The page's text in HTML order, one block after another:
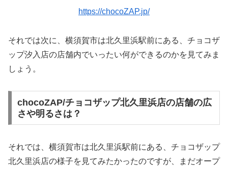
https://chocoZAP.jp/
それでは次に、横須賀市は北久里浜駅前にある、チョコザ
ップ汐入店の店舗内でいったい何ができるのかを見てみま
しょう。
chocoZAP/チョコザップ北久里浜店の店舗の広
さや明るさは？
それでは、横須賀市は北久里浜駅前にある、チョコザップ
北久里浜店の様子を見てみたかったのですが、まだオープ